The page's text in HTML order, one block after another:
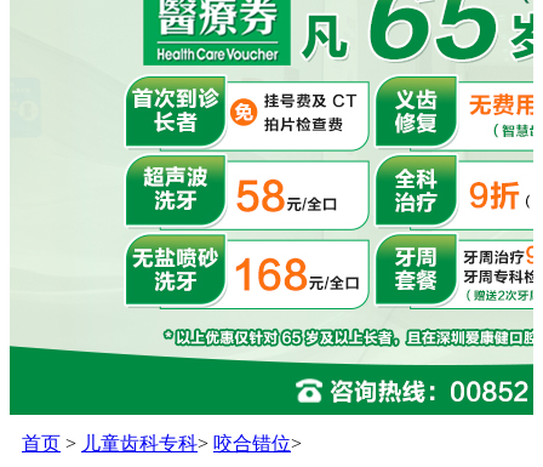
首页 > 儿童齿科专科> 咬合错位>